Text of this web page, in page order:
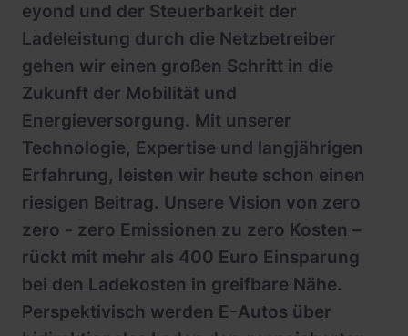
eyond und der Steuerbarkeit der
Ladeleistung durch die Netzbetreiber
gehen wir einen großen Schritt in die
Zukunft der Mobilität und
Energieversorgung. Mit unserer
Technologie, Expertise und langjährigen
Erfahrung, leisten wir heute schon einen
riesigen Beitrag. Unsere Vision von zero
zero - zero Emissionen zu zero Kosten –
rückt mit mehr als 400 Euro Einsparung
bei den Ladekosten in greifbare Nähe.
Perspektivisch werden E-Autos über